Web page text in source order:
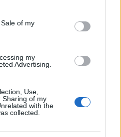
purposes in below Google
of my
my
Advertising.
Use,
Sharing of my
with the
collected.
szembemegy a terv
„Ha nem tudjuk
tudunk hozzáfogni a